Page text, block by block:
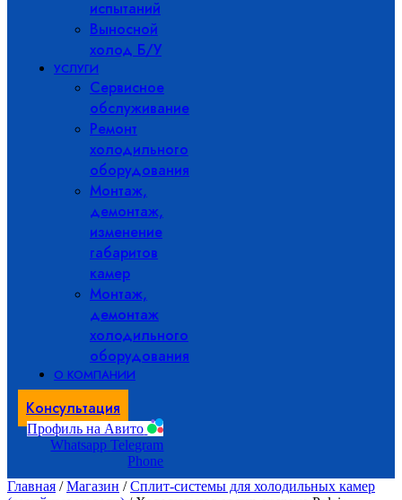
испытаний
Выносной
холод Б/У
УСЛУГИ
Сервисное
обслуживание
Ремонт
холодильного
оборудования
Монтаж,
демонтаж,
изменение
габаритов
камер
Монтаж,
демонтаж
холодильного
оборудования
О КОМПАНИИ
Консультация
Профиль на Авито
Whatsapp Telegram
Phone
Главная /Магазин /Сплит-системы для холодильных камер